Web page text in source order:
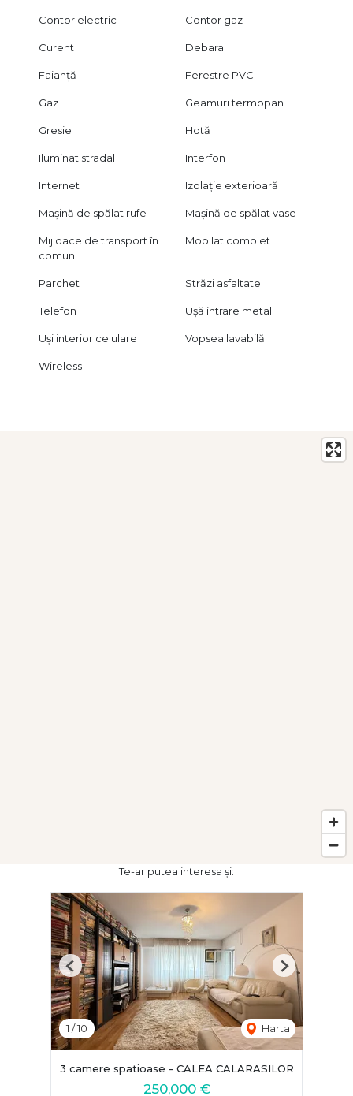
Contor electric Contor gaz
Curent Debara
Faianță Ferestre PVC
Gaz Geamuri termopan
Gresie Hotă
Iluminat stradal Interfon
Internet Izolație exterioară
Mașină de spălat rufe Mașină de spălat vase
Mijloace de transport în
comun
Mobilat complet
Parchet Străzi asfaltate
Telefon Ușă intrare metal
Uși interior celulare Vopsea lavabilă
Wireless
Te-ar putea interesa și:
1 /10 Harta
Previous Next
3 camere spatioase - CALEA CALARASILOR
250,000 €